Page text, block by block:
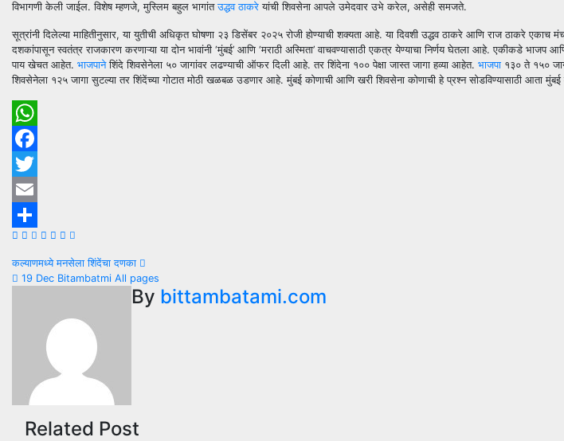
विभागणी केली जाईल. विशेष म्हणजे, मुस्लिम बहुल भागांतउद्धव ठाकरे यांची शिवसेना आपले उमेदवार उभे करेल, असेही समजते.
सूत्रांनी दिलेल्या माहितीनुसार, या युतीची अधिकृत घोषणा २३ डिसेंबर २०२५ रोजी होण्याची शक्यता आहे. या दिवशी उद्धव ठाकरे आणि राज ठाकरे एकाच
दशकांपासून स्वतंत्र राजकारण करणाऱ्या या दोन भावांनी ‘मुंबई’ आणि ‘मराठी अस्मिता’ वाचवण्यासाठी एकत्र येण्याचा निर्णय घेतला आहे. एकीकडे भाजप
पाय खेचत आहेत. भाजपानेशिंदे शिवसेनेला ५० जागांवर लढण्याची ऑफर दिली आहे. तर शिंदेना १०० पेक्षा जास्त जागा हव्या आहेत. भाजपा १३० ते १५०
शिवसेनेला १२५ जागा सुटल्या तर शिंदेंच्या गोटात मोठी खळबळ उडणार आहे. मुंबई कोणाची आणि खरी शिवसेना कोणाची हे प्रश्न सोडविण्यासाठी आता
WhatsApp
Facebook
Twitter
Email
Share
Post
navigation
कल्याणमध्ये मनसेला शिंदेंचा दणका
19 Dec Bitambatmi All pages
By bittambatami.com
Related Post